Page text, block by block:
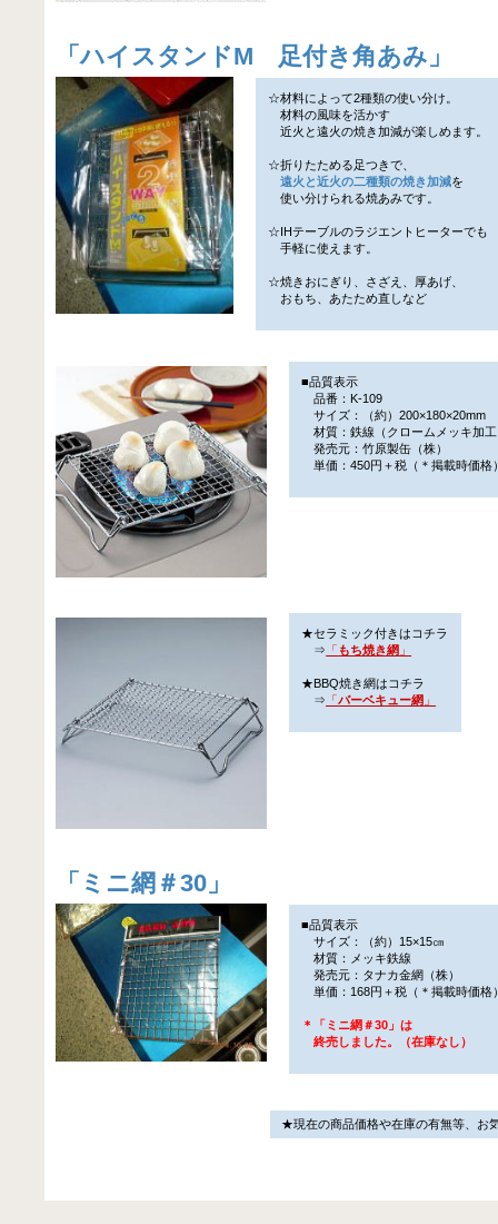
「ハイスタンドM 足付き角あみ 」
☆材料によって2種類の使い分け。
材料の風味を活かす
近火と遠火の焼き加減が楽しめます。
☆折りたためる足つきで、
遠火と近火の二種類の焼き加減を
使い分けられる焼あみです。
☆IHテーブルのラジエントヒーターでも
手軽に使えます。
☆焼きおにぎり、さざえ、厚あげ、
おもち、あたため直しなど
■品質表示
品番：K-109
サイズ：（約）200×180×20mm
材質：鉄線（クロームメッキ加
発売元：竹原製缶（株）
単価：450円＋税（＊掲載時価格
★セラミック付きはコチラ
⇒ 「 もち焼き網 」
★BBQ焼き網はコチラ
⇒ 「バーベキュー網 」
「 ミニ網＃30 」
■品質表示
サイズ：（約）15×15㎝
材質：メッキ鉄線
発売元：タナカ金網（株）
単価：168円＋税（＊掲載時価格
＊「ミニ網＃30」は
終売しました。（在庫なし）
★現在の商品価格や在庫の有無等、お